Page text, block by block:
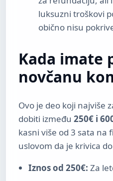
luksuzni troškovi
obično nisu
Kada imate
novčanu
Ovo je deo koji najviše
dobiti između 250€ i
kasni više od 3 sata na
uslovom da je krivica
Iznos od 250€: Za